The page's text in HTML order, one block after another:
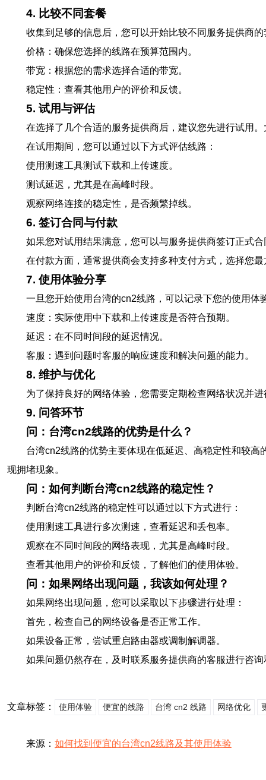
4. 比较不同套餐
收集到足够的信息后，您可以开始比较不同服务提供商
价格：确保您选择的线路在预算范围内。
带宽：根据您的需求选择合适的带宽。
稳定性：查看其他用户的评价和反馈。
5. 试用与评估
在选择了几个合适的服务提供商后，建议您先进行试用
在试用期间，您可以通过以下方式评估线路：
使用测速工具测试下载和上传速度。
测试延迟，尤其是在高峰时段。
观察网络连接的稳定性，是否频繁掉线。
6. 签订合同与付款
如果您对试用结果满意，您可以与服务提供商签订正式
在付款方面，通常提供商会支持多种支付方式，选择您
7. 使用体验分享
一旦您开始使用台湾的cn2线路，可以记录下您的使用体
速度：实际使用中下载和上传速度是否符合预期。
延迟：在不同时间段的延迟情况。
客服：遇到问题时客服的响应速度和解决问题的能力。
8. 维护与优化
为了保持良好的网络体验，您需要定期检查网络状况并
9. 问答环节
问：台湾cn2线路的优势是什么？
台湾cn2线路的优势主要体现在低延迟、高稳定性和较
现拥堵现象。
问：如何判断台湾cn2线路的稳定性？
判断台湾cn2线路的稳定性可以通过以下方式进行：
使用测速工具进行多次测速，查看延迟和丢包率。
观察在不同时间段的网络表现，尤其是高峰时段。
查看其他用户的评价和反馈，了解他们的使用体验。
问：如果网络出现问题，我该如何处理？
如果网络出现问题，您可以采取以下步骤进行处理：
首先，检查自己的网络设备是否正常工作。
如果设备正常，尝试重启路由器或调制解调器。
如果问题仍然存在，及时联系服务提供商的客服进行咨询
文章标签： 使用体验 便宜的线路 台湾 cn2 线路 网络优化
来源： 如何找到便宜的台湾cn2线路及其使用体验